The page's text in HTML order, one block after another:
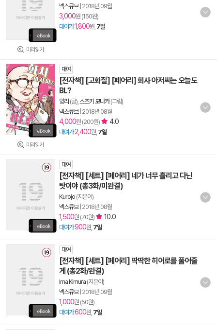
미리읽기
넥스큐브| 2018년 09월
3,000원 (150원)
대여가1,800원, 7일
미리읽기
대여
[전자책] [고화질] [페어리] 회사 아저씨는 오늘도
BL?
앙리 (글), 스즈키 모나카(그림)
넥스큐브| 2018년 08월
4,000원 (200원) 4.0
대여가 2,400원, 7일
대여
[전자책] [세트] [페어리] 네가 너무 흘리고 다닌
탓이야 (총3화/미완결)
Kurojo (지은이)
넥스큐브| 2018년 08월
1,500원 (70원) 10.0
대여가900원, 7일
대여
[전자책] [세트] [페어리] 딱딱한 히어로를 풀어줄
게 (총2화/완결)
Ima Kimura (지은이)
넥스큐브| 2018년 09월
1,000원 (50원)
대여가600원, 7일